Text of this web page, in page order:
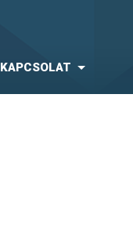
KAPCSOLAT